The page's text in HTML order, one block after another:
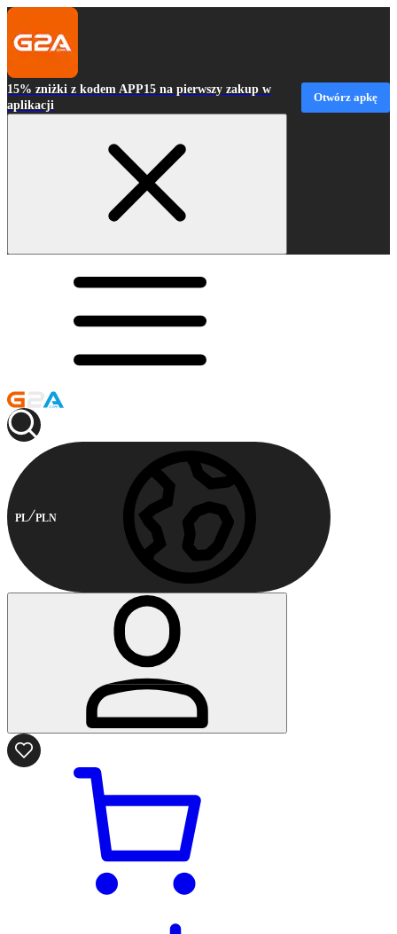
15% zniżki z kodem APP15 na pierwszy zakup w
aplikacji
Otwórz apkę
PL PLN